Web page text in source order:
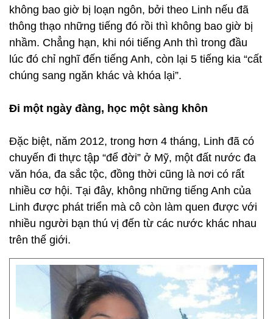
không bao giờ bị loạn ngôn, bởi theo Linh nếu đã
thông thạo những tiếng đó rồi thì không bao giờ bị
nhầm. Chẳng hạn, khi nói tiếng Anh thì trong đầu
lúc đó chỉ nghĩ đến tiếng Anh, còn lại 5 tiếng kia “cất
chúng sang ngăn khác và khóa lại”.
Đi một ngày đàng, học một sàng khôn
Đặc biệt, năm 2012, trong hơn 4 tháng, Linh đã có
chuyến đi thực tập “để đời” ở Mỹ, một đất nước đa
văn hóa, đa sắc tộc, đồng thời cũng là nơi có rất
nhiều cơ hội. Tại đây, không những tiếng Anh của
Linh được phát triển mà cô còn làm quen được với
nhiều người bạn thú vị đến từ các nước khác nhau
trên thế giới.